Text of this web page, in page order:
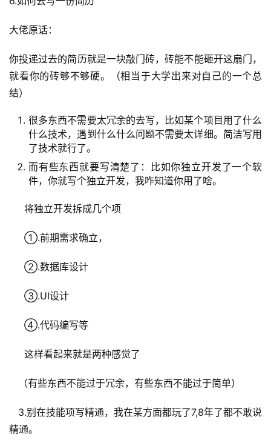
运
营
记
录
经
验
教
软
开
源
代
登录
大佬原话：
你投递过去的简历就是一块敲门砖，砖能不能砸开这扇门，
就看你的砖够不够硬。（相当于大学出来对自己的一个总
结）
很多东西不需要太冗余的去写，比如某个项目用了什么
什么技术，遇到什么什么问题不需要太详细。简洁写用
了技术就行了。
而有些东西就要写清楚了：比如你独立开发了一个软
件，你就写个独立开发，我咋知道你用了啥。
将独立开发拆成几个项
①.前期需求确立，
②.数据库设计
③.UI设计
④.代码编写等
这样看起来就是两种感觉了
（有些东西不能过于冗余，有些东西不能过于简单）
3.别在技能项写精通，我在某方面都玩了7,8年了都不敢说
精通。